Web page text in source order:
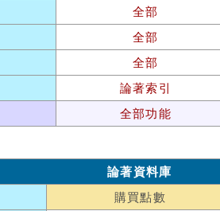
全部
全部
全部
論著索引
全部功能
論著資料庫
購買點數